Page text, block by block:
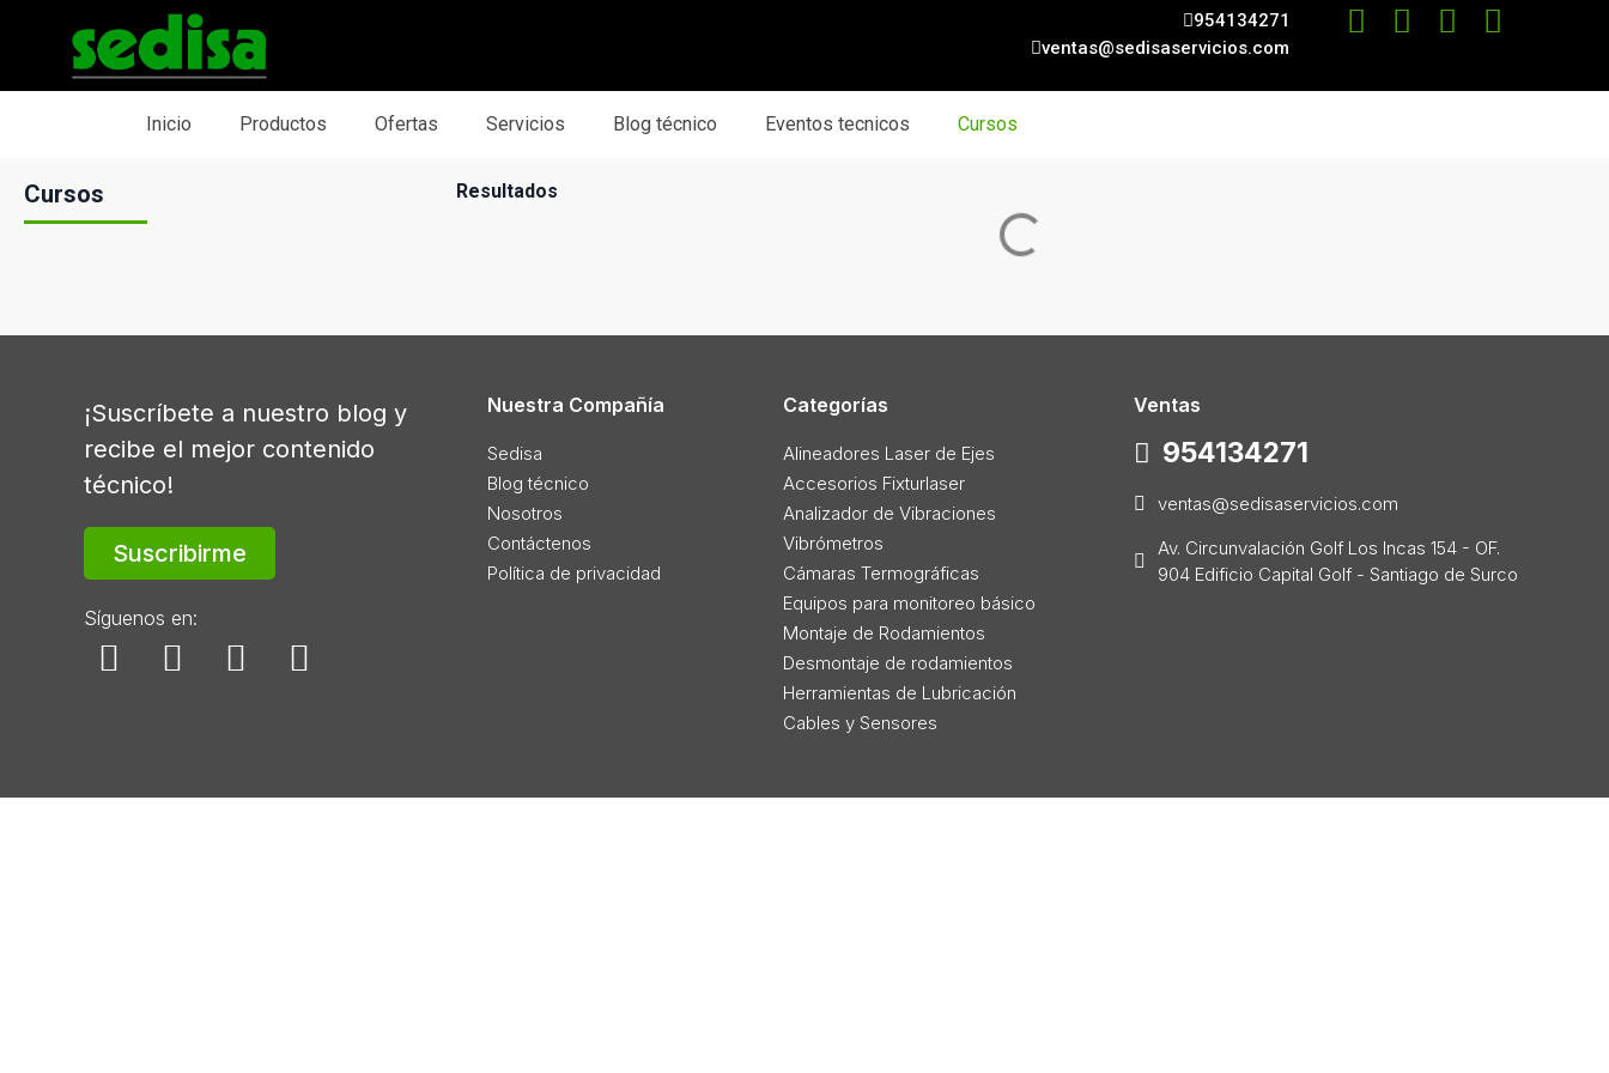
954134271
ventas@sedisaservicios.com
Inicio Productos Ofertas Servicios Blog técnico Eventos tecnicos Cursos
Cursos Resultados
¡Suscríbete a nuestro blog y
recibe el mejor contenido
técnico!
Suscribirme
Síguenos en:
Nuestra Compañía
Sedisa
Blog técnico
Nosotros
Contáctenos
Política de privacidad
Categorías
Alineadores Laser de Ejes
Accesorios Fixturlaser
Analizador de Vibraciones
Vibrómetros
Cámaras Termográficas
Equipos para monitoreo básico
Montaje de Rodamientos
Desmontaje de rodamientos
Herramientas de Lubricación
Cables y Sensores
Ventas
954134271
ventas@sedisaservicios.com
Av. Circunvalación Golf Los Incas 154 - OF.
904 Edificio Capital Golf - Santiago de Surco